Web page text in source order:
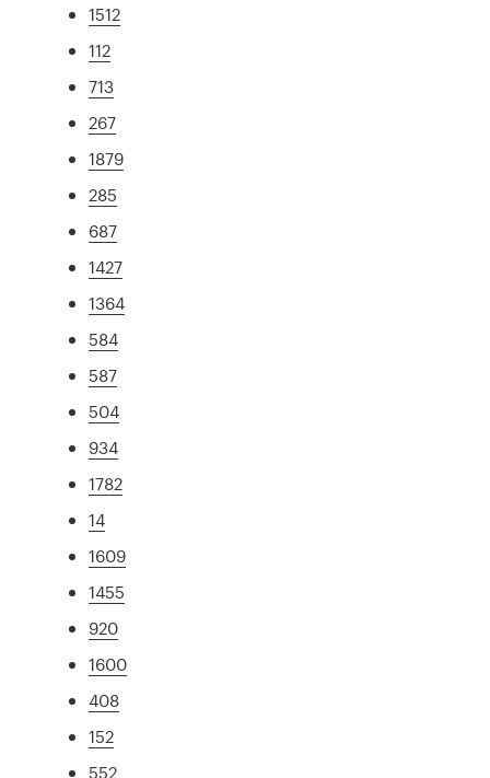
1512
112
713
267
1879
285
687
1427
1364
584
587
504
934
1782
14
1609
1455
920
1600
408
152
552